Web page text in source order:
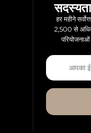
हर महीने
2,500 से